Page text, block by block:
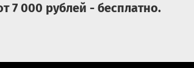
7 000 рублей - бесплатно.